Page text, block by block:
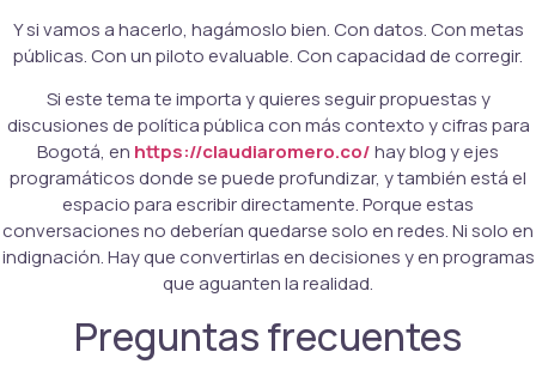
Y si vamos a hacerlo, hagámoslo bien. Con datos. Con metas
públicas. Con un piloto evaluable. Con capacidad de corregir.
Si este tema te importa y quieres seguir propuestas y
discusiones de política pública con más contexto y cifras para
Bogotá, en https://claudiaromero.co/hay blog y ejes
programáticos donde se puede profundizar, y también está el
espacio para escribir directamente. Porque estas
conversaciones no deberían quedarse solo en redes. Ni solo en
indignación. Hay que convertirlas en decisiones y en programas
que aguanten la realidad.
Preguntas frecuentes